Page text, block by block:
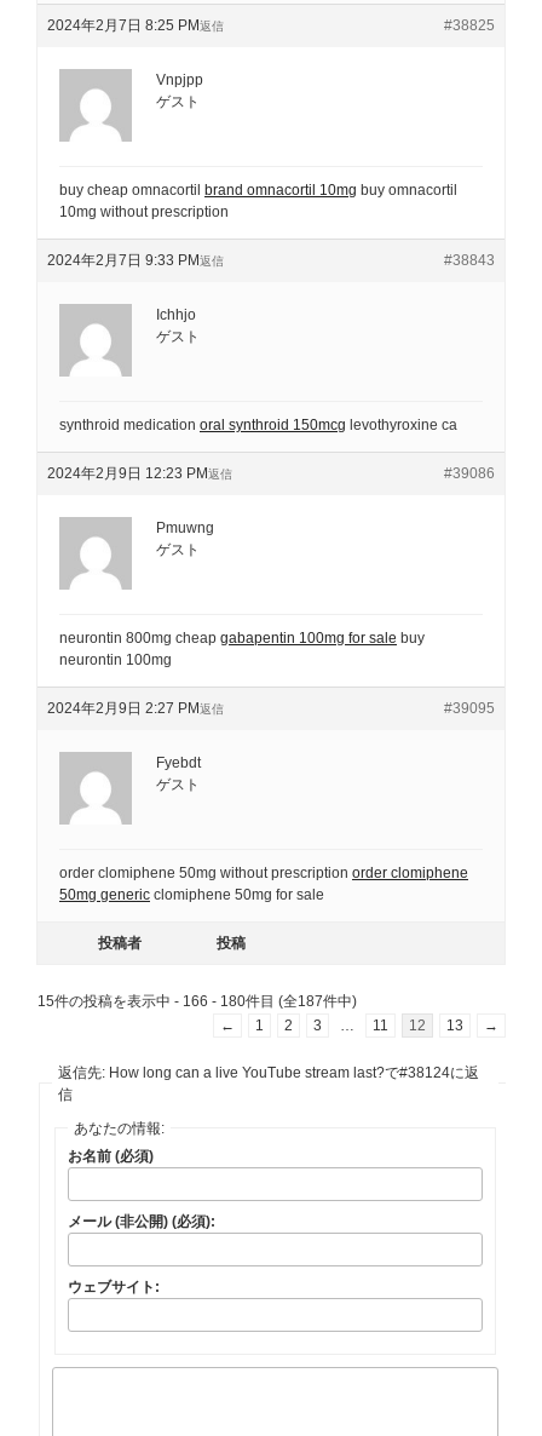
2024年2月7日 8:25 PM #38825
返信
Vnpjpp
ゲスト
buy cheap omnacortil brand omnacortil 10mg buy omnacortil
10mg without prescription
2024年2月7日 9:33 PM #38843
返信
Ichhjo
ゲスト
synthroid medication oral synthroid 150mcg levothyroxine ca
2024年2月9日 12:23 PM #39086
返信
Pmuwng
ゲスト
neurontin 800mg cheap gabapentin 100mg for sale buy
neurontin 100mg
2024年2月9日 2:27 PM #39095
返信
Fyebdt
ゲスト
order clomiphene 50mg without prescription order clomiphene
50mg generic clomiphene 50mg for sale
投稿者 投稿
15件の投稿を表示中 - 166 - 180件目 (全187件中)
←
1 2 3 11 12 13 →
返信先: How long can a live YouTube stream last?で#38124に返
信
あなたの情報:
お名前 (必須)
メール (非公開) (必須):
ウェブサイト: